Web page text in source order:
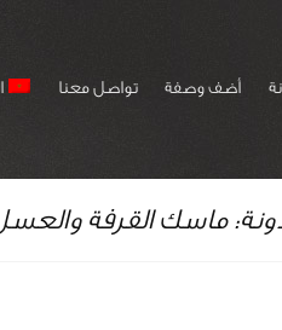
أضف وصفة تواصل معنا
ماسك القرفة